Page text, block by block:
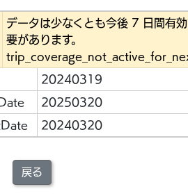
データは少なくとも今後 7 日間有
要があります。
20240319
20250320
20240320
戻る